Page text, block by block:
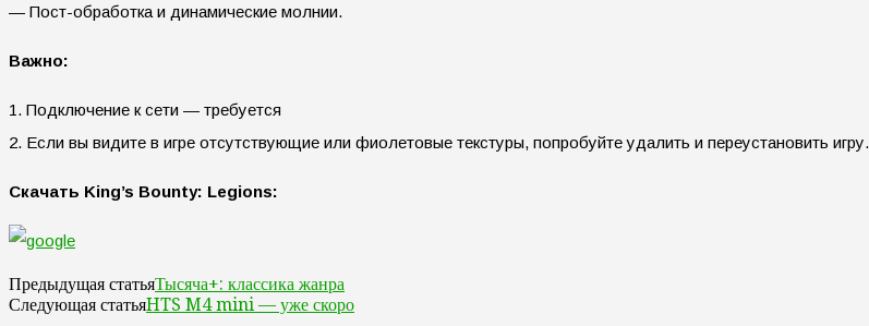
— Пост-обработка и динамические молнии.
Важно:
1. Подключение к сети — требуется
2. Если вы видите в игре отсутствующие или фиолетовые текстуры, попробуйте удалить и переустановить игру.
Скачать King’s Bounty: Legions:
Предыдущая статьяТысяча+: классика жанра
Следующая статьяHTS M4 mini — уже скоро